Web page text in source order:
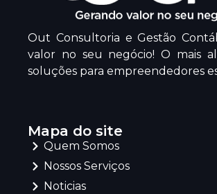
Out Consultoria e Gestão
valor no seu negócio! O mais
soluções para empreendedores
Mapa do site
Quem Somos
Nossos Serviços
Noticias